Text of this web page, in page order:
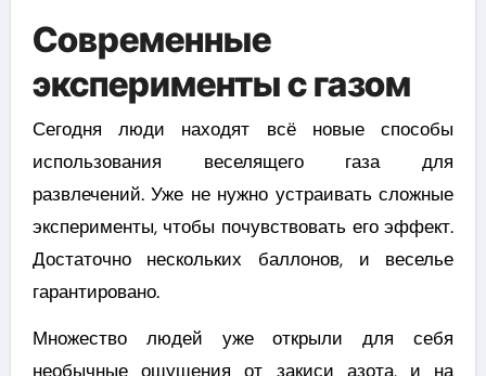
Современные
эксперименты с газом
Сегодня люди находят всё новые способы
использования веселящего газа для
развлечений. Уже не нужно устраивать сложные
эксперименты, чтобы почувствовать его эффект.
Достаточно нескольких баллонов, и веселье
гарантировано.
Множество людей уже открыли для себя
необычные ощущения от закиси азота, и на